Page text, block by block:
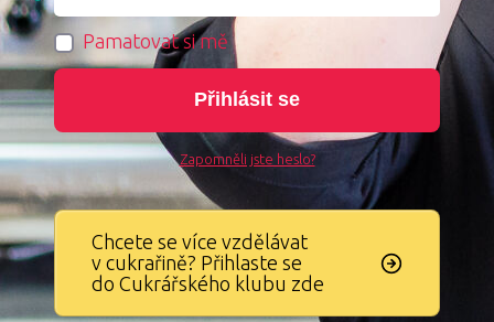
Pamatovat si mě
Přihlásit se
Zapomněli jste heslo?
Chcete se více vzdělávat
v cukrařině? Přihlaste se
do Cukrářského klubu zde